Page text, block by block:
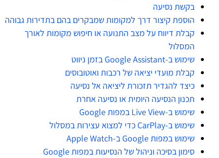
בקשת נסיעה
הוספת קיצור דרך למקומות שמבקרים בהם בתדירות גבוהה
קבלת דיווח על מצב התנועה או חיפוש מקומות לאורך
המסלול
שימוש ב-Google Assistant בזמן ניווט
קבלת מועדי יציאה של רכבות ואוטובוסים
כיצד להגדיר תזכורת ליציאה אל נסיעה
תכנון הנסיעה היומית או נסיעה אחרת
שימוש ב-Live View במפות Google
שימוש ב-CarPlay כדי למצוא עצירות במסלול
שימוש במפות Google ב-Apple Watch
סימון בסיכה וניהול של הנסיעות במפות Google